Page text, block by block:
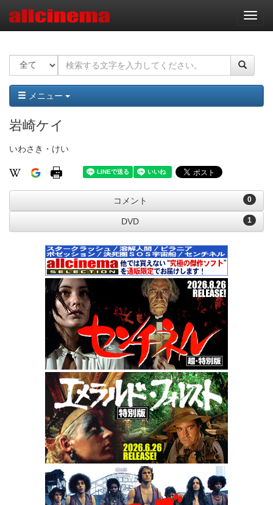
ナ
ビ
ー
ョ
ン
メニュー
岩崎ケイ
いわさき・けい
0
コメント
1
DVD